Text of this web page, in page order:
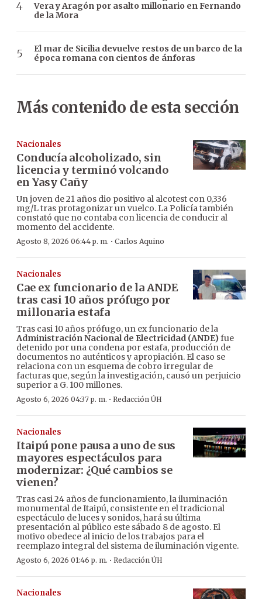
Vera y Aragón por asalto millonario en Fernando
de la Mora
El mar de Sicilia devuelve restos de un barco de la
época romana con cientos de ánforas
Más contenido de esta sección
Nacionales
Conducía alcoholizado, sin
licencia y terminó volcando
en Yasy Cañy
Un joven de 21 años dio positivo al alcotest con 0,336
mg/L tras protagonizar un vuelco. La Policía también
constató que no contaba con licencia de conducir al
momento del accidente.
Agosto 8, 2026 06:44 p. m. · Carlos Aquino
Nacionales
Cae ex funcionario de la ANDE
tras casi 10 años prófugo por
millonaria estafa
Tras casi 10 años prófugo, un ex funcionario de la
Administración Nacional de Electricidad (ANDE)fue
detenido por una condena por estafa, producción de
documentos no auténticos y apropiación. El caso se
relaciona con un esquema de cobro irregular de
facturas que, según la investigación, causó un perjuicio
superior a G. 100 millones.
Agosto 6, 2026 04:37 p. m. · Redacción ÚH
Nacionales
Itaipú pone pausa a uno de sus
mayores espectáculos para
modernizar: ¿Qué cambios se
vienen?
Tras casi 24 años de funcionamiento, la iluminación
monumental de Itaipú, consistente en el tradicional
espectáculo de luces y sonidos, hará su última
presentación al público este sábado 8 de agosto. El
motivo obedece al inicio de los trabajos para el
reemplazo integral del sistema de iluminación vigente.
Agosto 6, 2026 01:46 p. m. · Redacción ÚH
Nacionales